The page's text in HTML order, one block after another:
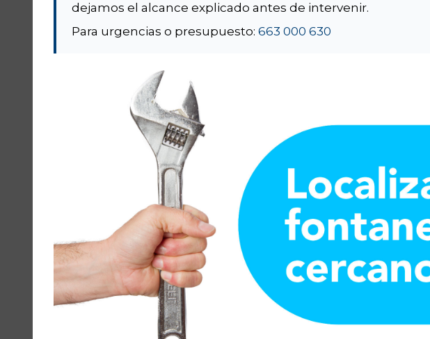
dejamos el alcance explicado antes de intervenir.
Para urgencias o presupuesto: 663 000 630